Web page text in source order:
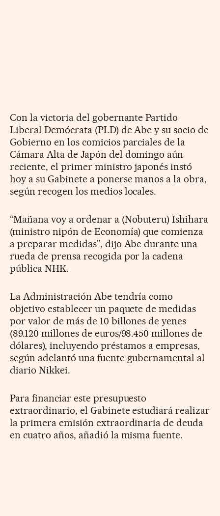
Con la victoria del gobernante Partido
Liberal Demócrata (PLD) de Abe y su socio de
Gobierno en los comicios parciales de la
Cámara Alta de Japón del domingo aún
reciente, el primer ministro japonés instó
hoy a su Gabinete a ponerse manos a la obra,
según recogen los medios locales.
“Mañana voy a ordenar a (Nobuteru) Ishihara
(ministro nipón de Economía) que comienza
a preparar medidas”, dijo Abe durante una
rueda de prensa recogida por la cadena
pública NHK.
La Administración Abe tendría como
objetivo establecer un paquete de medidas
por valor de más de 10 billones de yenes
(89.120 millones de euros/98.450 millones de
dólares), incluyendo préstamos a empresas,
según adelantó una fuente gubernamental al
diario Nikkei.
Para financiar este presupuesto
extraordinario, el Gabinete estudiará realizar
la primera emisión extraordinaria de deuda
en cuatro años, añadió la misma fuente.